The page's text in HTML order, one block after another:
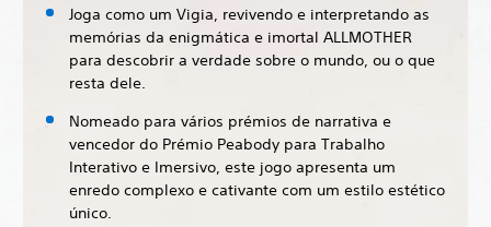
Joga como um Vigia, revivendo e interpretando as
memórias da enigmática e imortal ALLMOTHER
para descobrir a verdade sobre o mundo, ou o que
resta dele.
Nomeado para vários prémios de narrativa e
vencedor do Prémio Peabody para Trabalho
Interativo e Imersivo, este jogo apresenta um
enredo complexo e cativante com um estilo estético
único.